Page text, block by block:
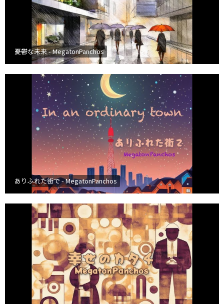
憂鬱な未来 - MegatonPanchos
ありふれた街で - MegatonPanchos